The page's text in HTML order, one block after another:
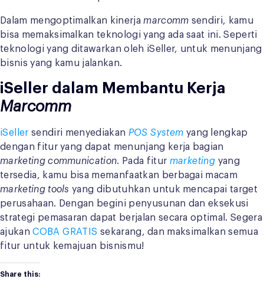
Dalam mengoptimalkan kinerjamarcomm sendiri, kamu
bisa memaksimalkan teknologi yang ada saat ini. Seperti
teknologi yang ditawarkan oleh iSeller, untuk menunjang
bisnis yang kamu jalankan.
iSeller dalam Membantu Kerja
Marcomm
iSeller sendiri menyediakan POS System yang lengkap
dengan fitur yang dapat menunjang kerja bagian
marketing communication. Pada fitur marketing yang
tersedia, kamu bisa memanfaatkan berbagai macam
marketing tools yang dibutuhkan untuk mencapai target
perusahaan. Dengan begini penyusunan dan eksekusi
strategi pemasaran dapat berjalan secara optimal. Segera
ajukanCOBA GRATIS sekarang, dan maksimalkan semua
fitur untuk kemajuan bisnismu!
Share this: